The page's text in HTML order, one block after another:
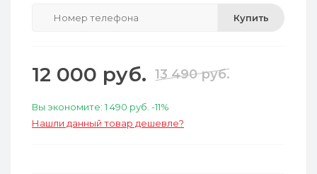
Купить
12 000 руб. 13 490 руб.
Вы экономите: 1 490 руб. -11%
Нашли данный товар дешевле?